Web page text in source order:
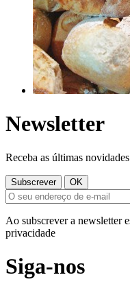
Newsletter
Receba as últimas
Ao subscrever a newsletter
privacidade
Siga-nos